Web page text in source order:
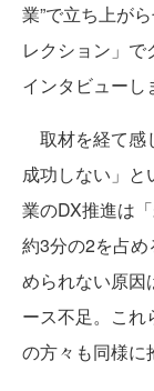
業”で立ち上が
レクション」
インタビューし
取材を経て感
成功しない」と
業のDX推進は
約3分の2を占
められない原因
ース不足。これ
の方々も同様に